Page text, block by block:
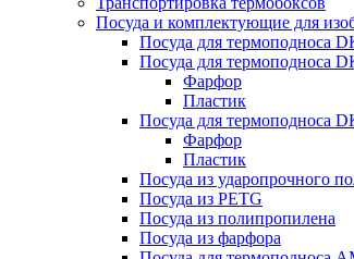
Посуда и комплектующие для
Посуда для термоподноса
Посуда для
Фарфор
Пластик
Посуда для
Фарфор
Пластик
Посуда из ударопрочного
Посуда из PETG
Посуда из полипропилена
Посуда из фарфора